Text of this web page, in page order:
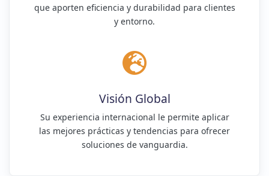
que aporten eficiencia y durabilidad para clientes
y entorno.
Visión Global
Su experiencia internacional le permite aplicar
las mejores prácticas y tendencias para ofrecer
soluciones de vanguardia.